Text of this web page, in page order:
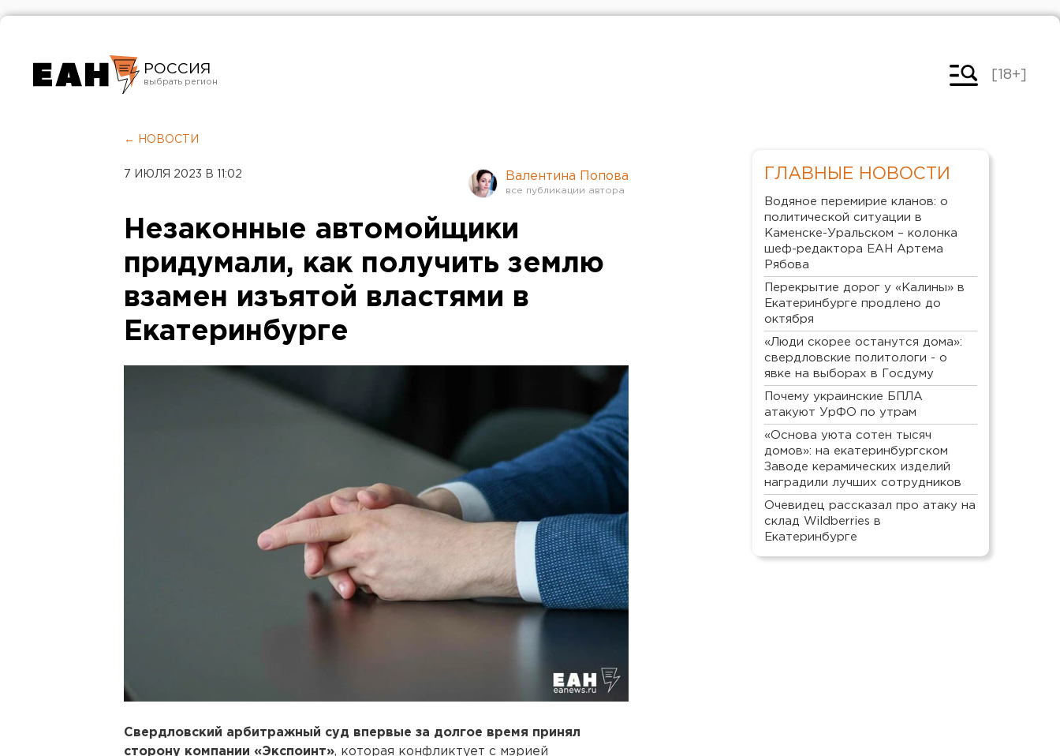
РОССИЯ
Челябинск
[18+]
← НОВОСТИ
7 ИЮЛЯ 2023 В 11:02 Валентина Попова
Незаконные автомойщики
придумали, как получить землю
взамен изъятой властями в
Екатеринбурге
Свердловский арбитражный суд впервые за долгое время принял
сторону компании «Экспоинт», которая конфликтует с мэрией
ГЛАВНЫЕ НОВОСТИ
Водяное перемирие кланов: о
политической ситуации в
Каменске-Уральском – колонка
шеф-редактора ЕАН Артема
Рябова
Перекрытие дорог у «Калины» в
Екатеринбурге продлено до
октября
«Люди скорее останутся дома»:
свердловские политологи - о
явке на выборах в Госдуму
Почему украинские БПЛА
атакуют УрФО по утрам
«Основа уюта сотен тысяч
домов»: на екатеринбургском
Заводе керамических изделий
наградили лучших сотрудников
Очевидец рассказал про атаку на
склад Wildberries в
Екатеринбурге